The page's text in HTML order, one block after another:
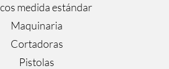
medida estándar
Maquinaria
Cortadoras
Pistolas